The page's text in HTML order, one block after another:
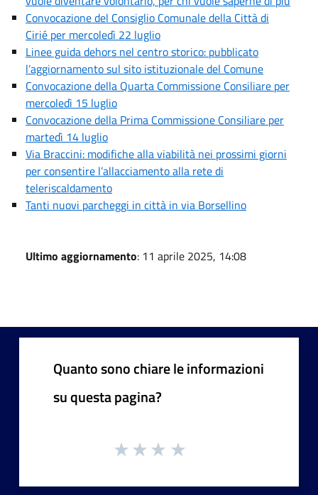
Convocazione del Consiglio Comunale della Città di
Cirié per mercoledì 22 luglio
Linee guida dehors nel centro storico: pubblicato
l’aggiornamento sul sito istituzionale del Comune
Convocazione della Quarta Commissione Consiliare per
mercoledì 15 luglio
Convocazione della Prima Commissione Consiliare per
martedì 14 luglio
Via Braccini: modifiche alla viabilità nei prossimi giorni
per consentire l’allacciamento alla rete di
teleriscaldamento
Tanti nuovi parcheggi in città in via Borsellino
Ultimo aggiornamento: 11 aprile 2025, 14:08
Quanto sono chiare le informazioni
su questa pagina?